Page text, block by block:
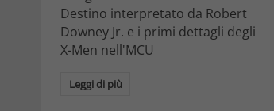
Destino interpretato da Robert
Downey Jr. e i primi dettagli degli
X-Men nell'MCU
Leggi di più